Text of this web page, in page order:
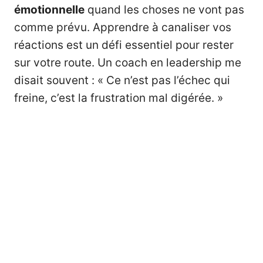
émotionnelle quand les choses ne vont pas
comme prévu. Apprendre à canaliser vos
réactions est un défi essentiel pour rester
sur votre route. Un coach en leadership me
disait souvent : « Ce n’est pas l’échec qui
freine, c’est la frustration mal digérée. »